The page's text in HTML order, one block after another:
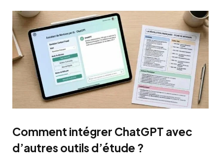
Comment intégrer ChatGPT avec
d’autres outils d’étude ?